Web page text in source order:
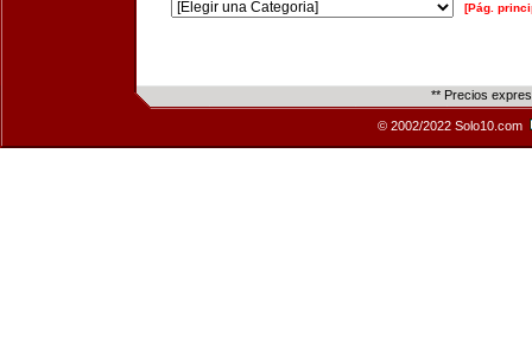
[Pág.
** Precios
© 2002/2022 Solo10.com